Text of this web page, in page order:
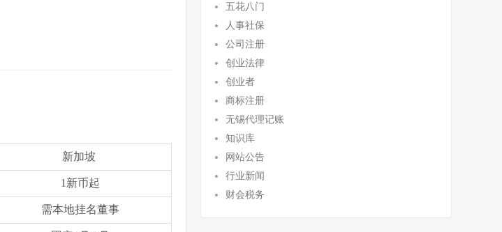
新加坡
1新币起
需本地挂名董事
五花八门
人事社保
公司注册
创业法律
创业者
商标注册
无锡代理记账
知识库
网站公告
行业新闻
财会税务